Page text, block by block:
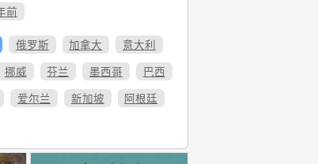
前
俄罗斯 加拿大
意大利
挪威 芬兰 墨西哥
巴西
爱尔兰 新加坡
阿根廷